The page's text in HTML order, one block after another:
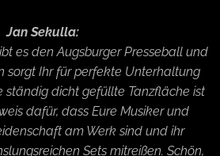
Jan Sekulla:
es den Augsburger Presseball und
sorgt Ihr für perfekte Unterhaltung
ständig dicht gefüllte Tanzfläche ist
dafür, dass Eure Musiker und
am Werk sind und ihr
Sets mitreißen. Schön,